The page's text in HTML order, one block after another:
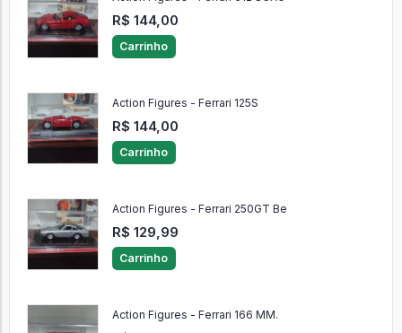
R$ 144,00
Carrinho
Action Figures - Ferrari 125S
R$ 144,00
Carrinho
Action Figures - Ferrari 250GT Be
R$ 129,99
Carrinho
Action Figures - Ferrari 166 MM.